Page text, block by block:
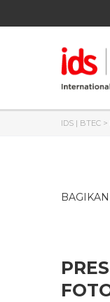
IDS | BTEC >
BAGIKAN